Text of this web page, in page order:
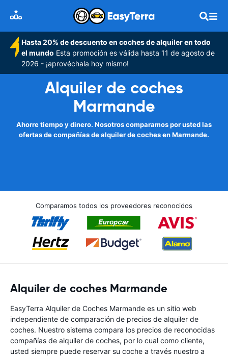
Hasta 20% de descuento en coches de alquiler en todo
el mundo Esta promoción es válida hasta 11 de agosto de
2026 - ¡aprovéchala hoy mismo!
Alquiler de coches
Marmande
Ahorre tiempo y dinero. Nosotros comparamos por usted las
ofertas de compañías de alquiler de coches en Marmande.
Comparamos todos los proveedores reconocidos
Alquiler de coches Marmande
EasyTerra Alquiler de Coches Marmande es un sitio web
independiente de comparación de precios de alquiler de
coches. Nuestro sistema compara los precios de reconocidas
compañías de alquiler de coches, por lo cual como cliente,
usted siempre puede reservar su coche a través nuestro a